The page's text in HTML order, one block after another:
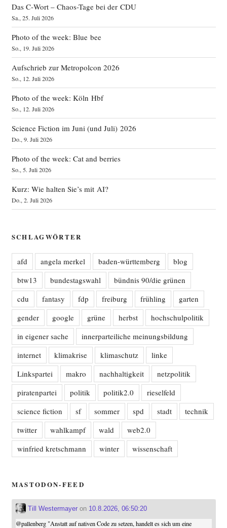
Das C‑Wort – Chaos-Tage bei der CDU
Sa., 25. Juli 2026
Photo of the week: Blue bee
So., 19. Juli 2026
Aufschrieb zur Metropolcon 2026
So., 12. Juli 2026
Photo of the week: Köln Hbf
So., 12. Juli 2026
Science Fiction im Juni (und Juli) 2026
Do., 9. Juli 2026
Photo of the week: Cat and berries
So., 5. Juli 2026
Kurz: Wie halten Sie’s mit AI?
Do., 2. Juli 2026
SCHLAGWÖRTER
afd angela merkel baden-württemberg
blog
btw13
bundestagswahl
bündnis 90/die grünen
cdu
fantasy fdp freiburg frühling
garten
gender
google grüne herbst
hochschulpolitik
in eigener sache
innerparteiliche meinungsbildung
internet
klimakrise klimaschutz
linke
Linkspartei
makro nachhaltigkeit
netzpolitik
piratenpartei
politik politik2.0
rieselfeld
science fiction
sf sommer spd stadt
technik
twitter
wahlkampf wald
web2.0
winfried kretschmann
winter wissenschaft
MASTODON-FEED
Till Westermayeron 10.8.2026, 06:50:20
@pallenberg"Anstatt auf nativen Code zu setzen, handelt es sich um eine